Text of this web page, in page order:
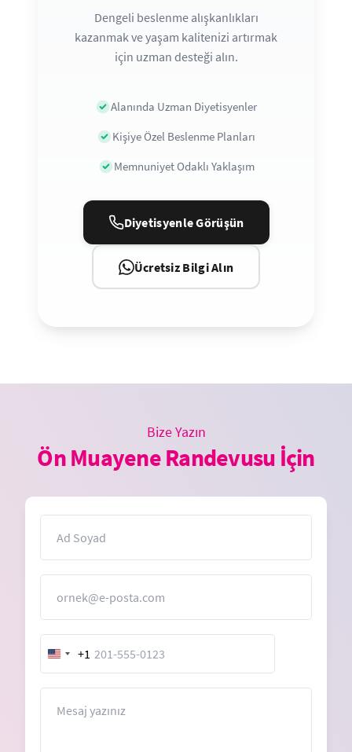
Dengeli beslenme alışkanlıkları
kazanmak ve yaşam kalitenizi artırmak
için uzman desteği alın.
Alanında Uzman Diyetisyenler
Kişiye Özel Beslenme Planları
Memnuniyet Odaklı Yaklaşım
Diyetisyenle Görüşün
Ücretsiz Bilgi Alın
Bize Yazın
Ön Muayene Randevusu İçin
United
States
+1